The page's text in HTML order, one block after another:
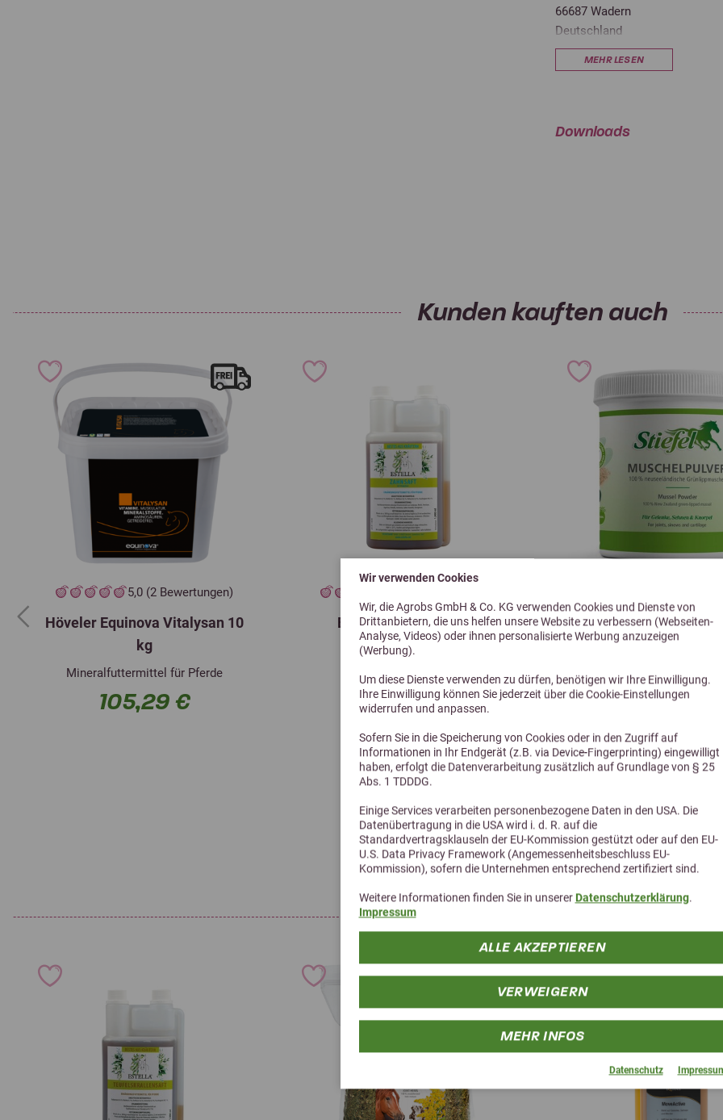
Wir verwenden Cookies
Wir, die Agrobs GmbH & Co. KG verwenden Cookies und Dienste von
Drittanbietern, die uns helfen unsere Website zu verbessern (Webseiten-
Analyse, Videos) oder ihnen personalisierte Werbung anzuzeigen
(Werbung).
Um diese Dienste verwenden zu dürfen, benötigen wir Ihre Einwilligung.
Ihre Einwilligung können Sie jederzeit über die Cookie-Einstellungen
widerrufen und anpassen.
Sofern Sie in die Speicherung von Cookies oder in den Zugriff auf
Informationen in Ihr Endgerät (z.B. via Device-Fingerprinting) eingewilligt
haben, erfolgt die Datenverarbeitung zusätzlich auf Grundlage von § 25
Abs. 1 TDDDG.
Einige Services verarbeiten personenbezogene Daten in den USA. Die
Datenübertragung in die USA wird i. d. R. auf die
Standardvertragsklauseln der EU-Kommission gestützt oder auf den EU-
U.S. Data Privacy Framework (Angemessenheitsbeschluss EU-
Kommission), sofern die Unternehmen entsprechend zertifiziert sind.
Weitere Informationen finden Sie in unserer Datenschutzerklärung.
Impressum
ALLE AKZEPTIEREN
VERWEIGERN
MEHR INFOS
Datenschutz
66687 Wadern
Deutschland
office@stiefel.store
MEHR LESEN
Downloads
Kunden kauften auch
5,0 (2 Bewertungen)
Höveler Equinova Vitalysan 10
kg
Mineralfuttermittel für Pferde
105,29 €
ESTELLA Zahnsaft 1 L
20,90 €
Stiefel
49,90 €
Previous